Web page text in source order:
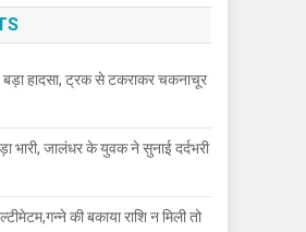
हादसा, ट्रक से टकराकर चकनाचूर
भारी, जालंधर के युवक ने सुनाई दर्दभरी
की बकाया राशि न मिली तो